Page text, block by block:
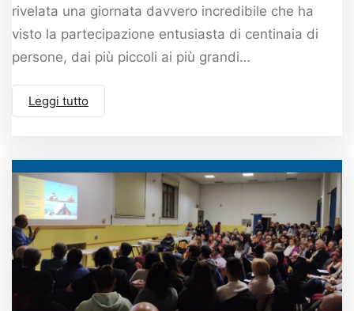
rivelata una giornata davvero incredibile che ha
visto la partecipazione entusiasta di centinaia di
persone, dai più piccoli ai più grandi…
Leggi tutto